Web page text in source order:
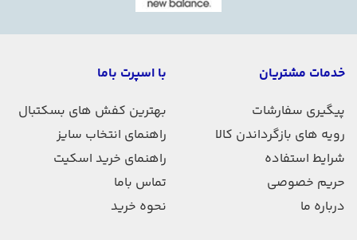
خدمات مشتریان
پیگیری سفارشات
رویه های بازگرداندن کالا
شرایط استفاده
حریم خصوصی
درباره ما
با اسپرت باما
بهترین کفش های بسکتبال
راهنمای انتخاب سایز
راهنمای خرید اسکیت
تماس باما
نحوه خرید